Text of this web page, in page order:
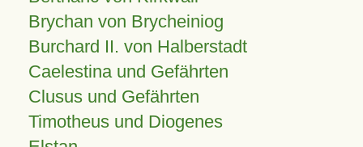
Brychan von Brycheiniog
Burchard II. von Halberstadt
Caelestina und Gefährten
Clusus und Gefährten
Timotheus und Diogenes